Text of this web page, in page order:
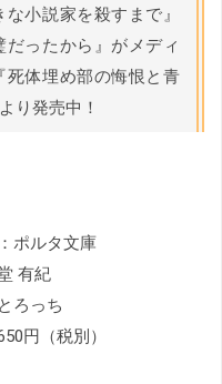
小説家を殺すまで』
だったから』がメディ
死体埋め部の悔恨と青
り発売中！
ポルタ文庫
有紀
ろっち
円（税別）